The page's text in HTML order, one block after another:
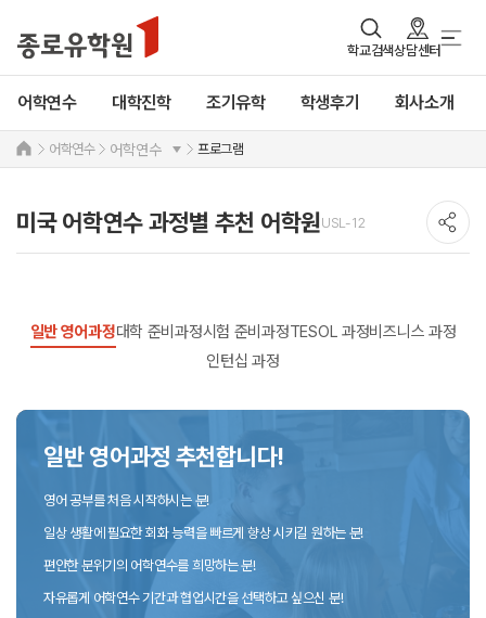
학교검색상담센터
어학연수 대학진학 조기유학 학생후기 회사소개
어학연수 어학연수 프로그램
미국 어학연수 과정별 추천 어학원USL-12
일반 영어과정대학 준비과정시험 준비과정TESOL 과정비즈니스 과정
인턴십 과정
일반 영어과정 추천합니다!
영어 공부를 처음 시작하시는 분!
일상 생활에 필요한 회화 능력을 빠르게 향상 시키길 원하는 분!
편안한 분위기의 어학연수를 희망하는 분!
자유롭게 어학연수 기간과 협업시간을 선택하고 싶으신 분!